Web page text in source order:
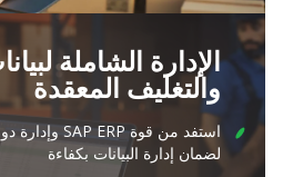
الإدارة الشاملة
والتغليف المعقدة
لضمان إدارة البيانات بكفاءة